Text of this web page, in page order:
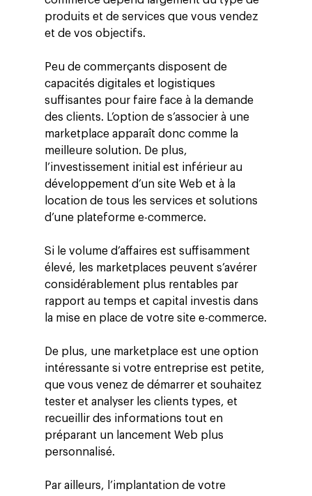
produits et de services que vous vendez
et de vos objectifs.
Peu de commerçants disposent de
capacités digitales et logistiques
suffisantes pour faire face à la demande
des clients. L’option de s’associer à une
marketplace apparaît donc comme la
meilleure solution. De plus,
l’investissement initial est inférieur au
développement d’un site Web et à la
location de tous les services et solutions
d’une plateforme e-commerce.
Si le volume d’affaires est suffisamment
élevé, les marketplaces peuvent s’avérer
considérablement plus rentables par
rapport au temps et capital investis dans
la mise en place de votre site e-commerce.
De plus, une marketplace est une option
intéressante si votre entreprise est petite,
que vous venez de démarrer et souhaitez
tester et analyser les clients types, et
recueillir des informations tout en
préparant un lancement Web plus
personnalisé.
Par ailleurs, l’implantation de votre
Marketing Digital
Data, Analytics &
Adtech
Tendances
Blog
Presse
Ebooks
Entreprise
Réussites
À propos
ESG
Employés
Contact